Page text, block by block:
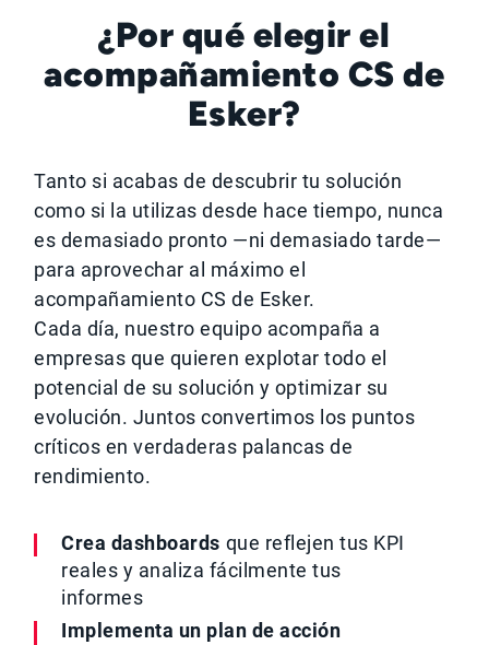
¿Por qué elegir el
acompañamiento CS de
Esker?
Tanto si acabas de descubrir tu solución
como si la utilizas desde hace tiempo, nunca
es demasiado pronto —ni demasiado tarde—
para aprovechar al máximo el
acompañamiento CS de Esker.
Cada día, nuestro equipo acompaña a
empresas que quieren explotar todo el
potencial de su solución y optimizar su
evolución. Juntos convertimos los puntos
críticos en verdaderas palancas de
rendimiento.
Crea dashboards que reflejen tus KPI
reales y analiza fácilmente tus
informes
Implementa un plan de acción